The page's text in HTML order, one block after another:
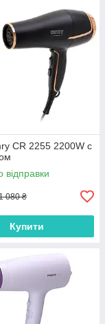
CR 2255 2200W с
відправки
080 ₴
Купити